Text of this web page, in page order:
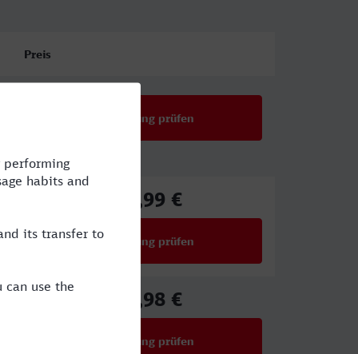
Preis
Verbindung prüfen
81,99 €
Verbindung prüfen
71,98 €
Verbindung prüfen